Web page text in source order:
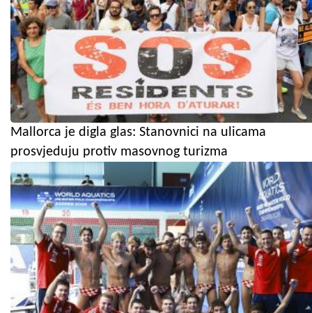
Mallorca je digla glas: Stanovnici na ulicama
prosvjeduju protiv masovnog turizma